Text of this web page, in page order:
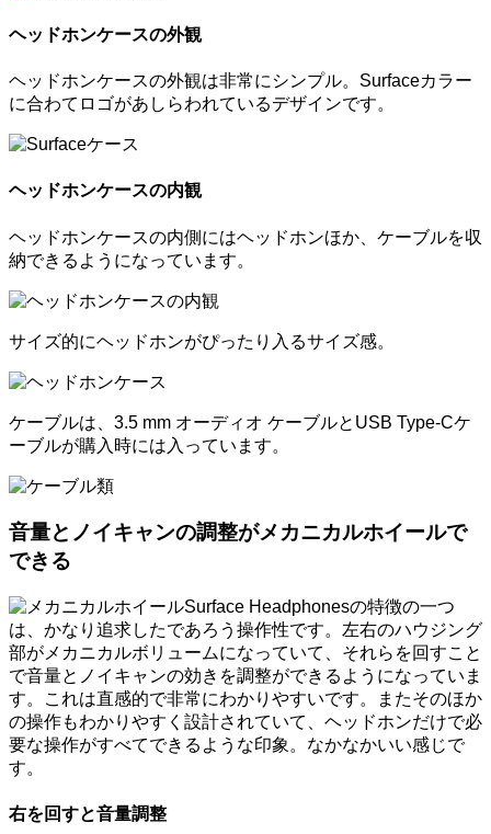
ヘッドホンケースの外観
ヘッドホンケースの外観は非常にシンプル。Surfaceカラー
に合わてロゴがあしらわれているデザインです。
ヘッドホンケースの内観
ヘッドホンケースの内側にはヘッドホンほか、ケーブルを収
納できるようになっています。
サイズ的にヘッドホンがぴったり入るサイズ感。
ケーブルは、3.5 mm オーディオ ケーブルとUSB Type-Cケ
ーブルが購入時には入っています。
音量とノイキャンの調整がメカニカルホイールで
できる
Surface Headphonesの特徴の一つ
は、かなり追求したであろう操作性です。左右のハウジング
部がメカニカルボリュームになっていて、それらを回すこと
で音量とノイキャンの効きを調整ができるようになっていま
す。これは直感的で非常にわかりやすいです。またそのほか
の操作もわかりやすく設計されていて、ヘッドホンだけで必
要な操作がすべてできるような印象。なかなかいい感じで
す。
右を回すと音量調整